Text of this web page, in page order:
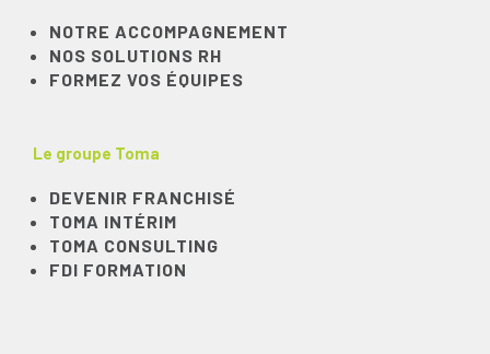
NOTRE ACCOMPAGNEMENT
NOS SOLUTIONS RH
FORMEZ VOS ÉQUIPES
Le groupe Toma
DEVENIR FRANCHISÉ
TOMA INTÉRIM
TOMA CONSULTING
FDI FORMATION